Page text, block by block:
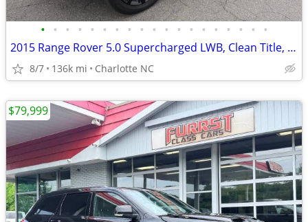
• • • • • • • • • • • • • • • • • • •
2015 Range Rover 5.0 Supercharged LWB, Clean Title, BLACKED-OUT!!
8/7 136k mi Charlotte NC
$79,999